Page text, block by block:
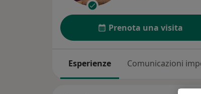
Prenota una visita
Esperienze Comunicazioni